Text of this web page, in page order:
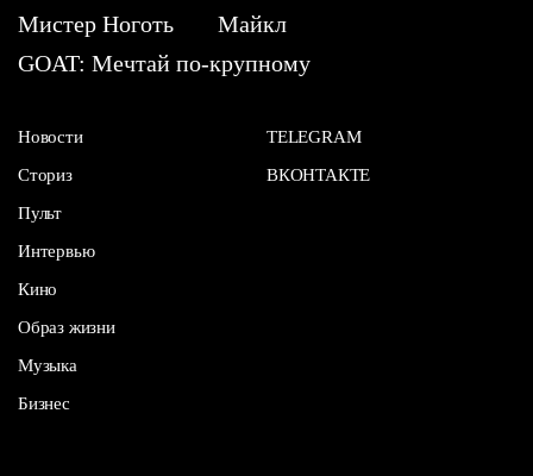
Мистер Ноготь
Майкл
GOAT: Мечтай по-крупному
Новости
Сториз
Пульт
Интервью
Кино
Образ жизни
Музыка
Бизнес
TELEGRAM
ВКОНТАКТЕ